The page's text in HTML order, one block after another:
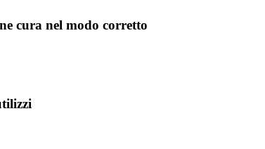
cura nel modo corretto